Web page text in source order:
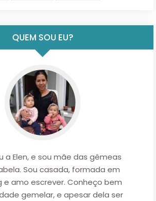
QUEM SOU EU?
a Elen, e sou mãe das gêmeas
Sou casada, formada em
e amo escrever. Conheço bem
gemelar, e apesar dela ser